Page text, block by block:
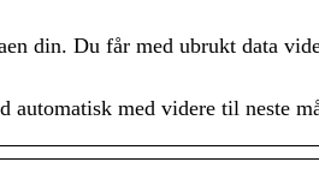
din. Du får med ubrukt data
automatisk med videre til neste